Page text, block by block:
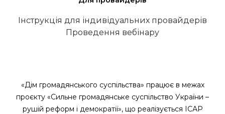
Інструкція для індивідуальних провайдерів
Проведення вебінару
«Дім громадянського суспільства» працює в межах
проєкту «Сильне громадянське суспільство України –
рушій реформ і демократії», що реалізується ІСАР